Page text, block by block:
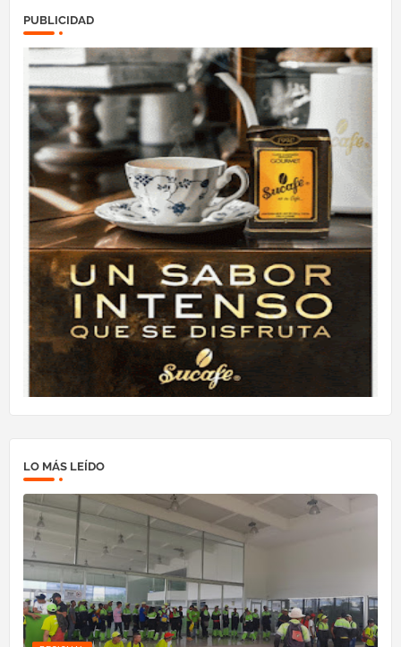
PUBLICIDAD
LO MÁS LEÍDO